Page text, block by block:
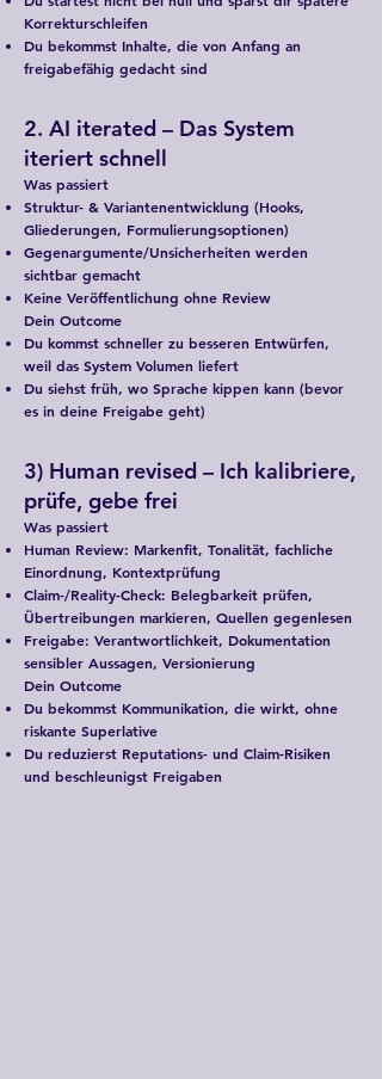
Korrekturschleifen
Du bekommst Inhalte, die von Anfang an
freigabefähig gedacht sind​
2. AI iterated – Das System
iteriert schnell
Was passiert
Struktur- & Variantenentwicklung (Hooks,
Gliederungen, Formulierungsoptionen)
Gegenargumente/Unsicherheiten werden
sichtbar gemacht
Keine Veröffentlichung ohne Review
Dein Outcome
Du kommst schneller zu besseren Entwürfen,
weil das System Volumen liefert
Du siehst früh, wo Sprache kippen kann (bevor
es in deine Freigabe geht)
3) Human revised – Ich kalibriere,
prüfe, gebe frei
Was passiert
Human Review: Markenfit, Tonalität, fachliche
Einordnung, Kontextprüfung
Claim-/Reality-Check: Belegbarkeit prüfen,
Übertreibungen markieren, Quellen gegenlesen
Freigabe: Verantwortlichkeit, Dokumentation
sensibler Aussagen, Versionierung
Dein Outcome
Du bekommst Kommunikation, die wirkt, ohne
riskante Superlative
Du reduzierst Reputations- und Claim-Risiken
und beschleunigst Freigaben